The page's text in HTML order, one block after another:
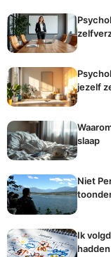
jezelf
slaap
Niet
Ik